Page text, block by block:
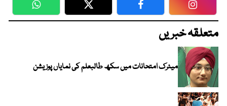
WhatsApp Twitter Facebook
متعلقہ خبریں
میٹرک امتحانات میں سکھ طالبعلم کی نمایاں پوزیشن